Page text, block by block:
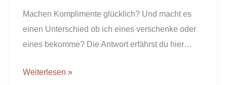
Machen Komplimente glücklich? Und macht es
einen Unterschied ob ich eines verschenke oder
eines bekomme? Die Antwort erfährst du hier…
Weiterlesen »